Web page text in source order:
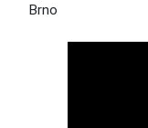
Brno